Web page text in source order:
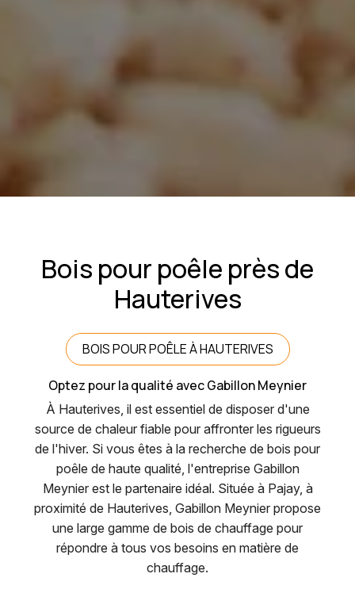
Bois pour poêle près de
Hauterives
BOIS POUR POÊLE À HAUTERIVES
Optez pour la qualité avec Gabillon Meynier
À Hauterives, il est essentiel de disposer d'une
source de chaleur fiable pour affronter les rigueurs
de l'hiver. Si vous êtes à la recherche de bois pour
poêle de haute qualité, l'entreprise Gabillon
Meynier est le partenaire idéal. Située à Pajay, à
proximité de Hauterives, Gabillon Meynier propose
une large gamme de bois de chauffage pour
répondre à tous vos besoins en matière de
chauffage.